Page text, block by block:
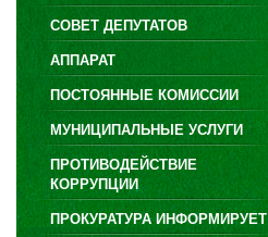
СОВЕТ ДЕПУТАТОВ
АППАРАТ
ПОСТОЯННЫЕ КОМИССИИ
МУНИЦИПАЛЬНЫЕ УСЛУГИ
ПРОТИВОДЕЙСТВИЕ
КОРРУПЦИИ
ПРОКУРАТУРА ИНФОРМИРУЕТ